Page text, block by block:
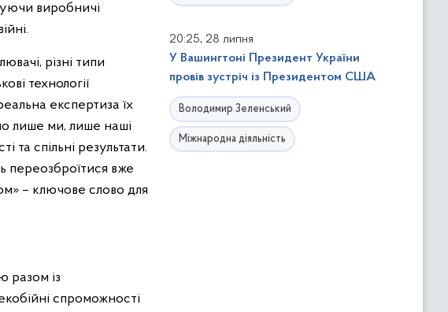
виробничі
різні типи
технології
експертиза їх
лише ми, лише наші
та спільні результати.
переозброїтися вже
– ключове слово для
разом із
спроможності
20:25, 28 липня
У Вашингтоні Президент України
провів зустріч із Президентом США
Володимир Зеленський
Міжнародна діяльність